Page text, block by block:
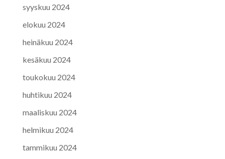
syyskuu 2024
elokuu 2024
heinäkuu 2024
kesäkuu 2024
toukokuu 2024
huhtikuu 2024
maaliskuu 2024
helmikuu 2024
tammikuu 2024